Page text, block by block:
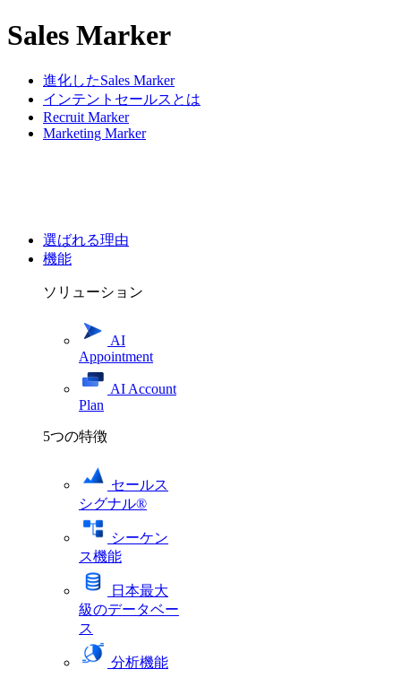
Sales Marker
進化したSales Marker
インテントセールスとは
Recruit Marker
Marketing Marker
選ばれる理由
機能
ソリューション
AI
Appointment
AI Account
Plan
5つの特徴
セールス
シグナル®
シーケン
ス機能
日本最大
級のデータベー
ス
分析機能